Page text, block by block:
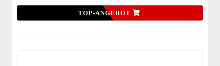
TOP-ANGEBOT